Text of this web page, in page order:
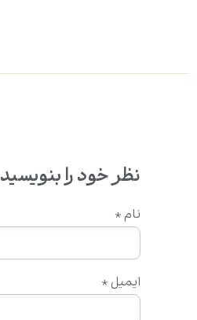
نظر خود را بنویسید
نام *
ایمیل *